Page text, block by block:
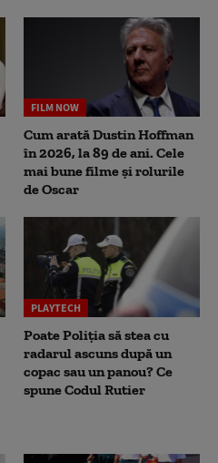
FILM NOW
Cum arată Dustin Hoffman
în 2026, la 89 de ani. Cele
mai bune filme și rolurile
de Oscar
PLAYTECH
Poate Poliția să stea cu
radarul ascuns după un
copac sau un panou? Ce
spune Codul Rutier